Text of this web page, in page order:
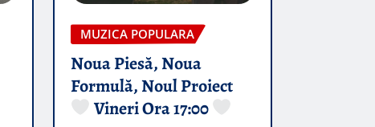
MUZICA POPULARA
Noua Piesă, Noua
Formulă, Noul Proiect
Vineri Ora 17:00